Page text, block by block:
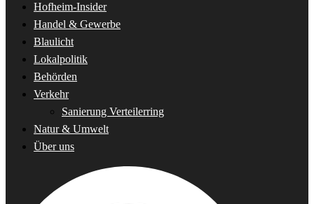
Hofheim-Insider
Handel & Gewerbe
Blaulicht
Lokalpolitik
Behörden
Verkehr
Sanierung Verteilerring
Natur & Umwelt
Über uns